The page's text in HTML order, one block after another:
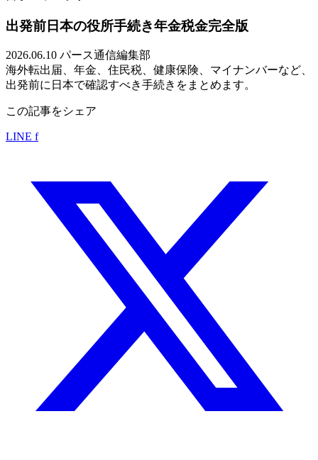
出発前日本の役所手続き年金税金完全版
2026.06.10 パース通信編集部
海外転出届、年金、住民税、健康保険、マイナンバーなど、
出発前に日本で確認すべき手続きをまとめます。
この記事をシェア
LINE f